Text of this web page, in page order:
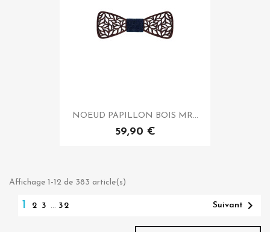
NOEUD PAPILLON BOIS MR...
59,90 €
Affichage 1-12 de 383 article(s)
1 2 3 … 32 Suivant 